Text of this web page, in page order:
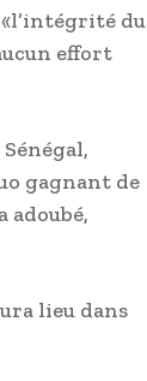
du
effort
gagnant de
adoubé,
lieu dans